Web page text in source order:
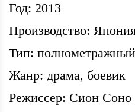
Год: 2013
Производство:
Тип:
Жанр: драма, боевик
Режиссер: Сион